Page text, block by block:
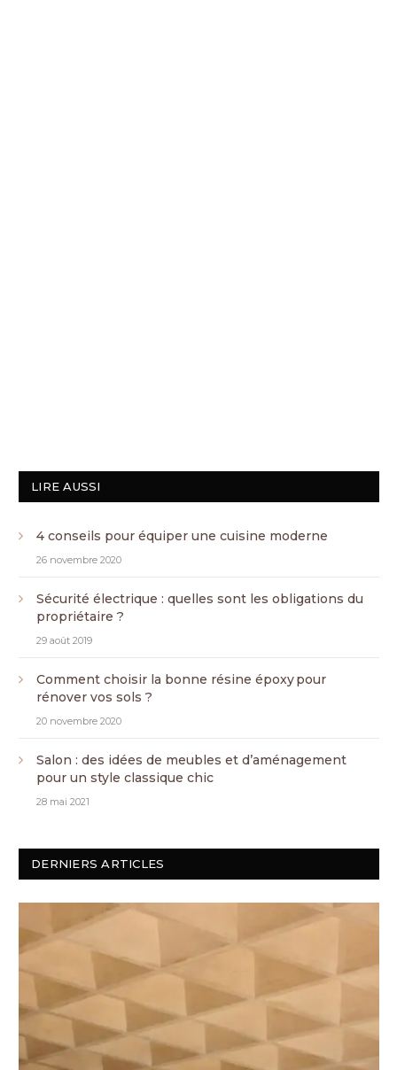
LIRE AUSSI
4 conseils pour équiper une cuisine moderne
26 novembre 2020
Sécurité électrique : quelles sont les obligations du
propriétaire ?
29 août 2019
Comment choisir la bonne résine époxy pour
rénover vos sols ?
20 novembre 2020
Salon : des idées de meubles et d’aménagement
pour un style classique chic
28 mai 2021
DERNIERS ARTICLES